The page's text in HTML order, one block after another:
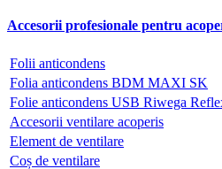
Accesorii profesionale pentru
Folii anticondens
Folia anticondens BDM MAXI SK
Folie anticondens USB Riwega
Accesorii ventilare acoperis
Element de ventilare
Coș de ventilare